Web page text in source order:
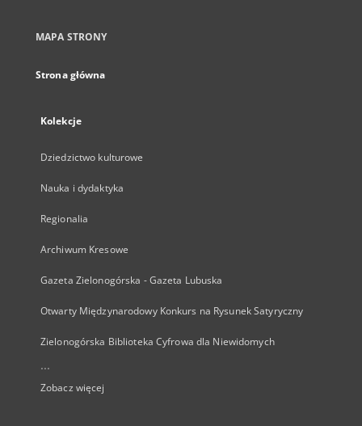
MAPA STRONY
Strona główna
Kolekcje
Dziedzictwo kulturowe
Nauka i dydaktyka
Regionalia
Archiwum Kresowe
Gazeta Zielonogórska - Gazeta Lubuska
Otwarty Międzynarodowy Konkurs na Rysunek Satyryczny
Zielonogórska Biblioteka Cyfrowa dla Niewidomych
...
Zobacz więcej